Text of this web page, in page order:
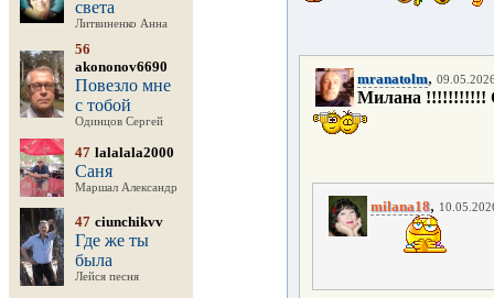
света
Литвиненко Анна
56
akononov6690
Повезло мне
с тобой
Одинцов Сергей
47 lalalala2000
Саня
Маршал Александр
47 ciunchikvv
Где же ты
была
Лейся песня
mranatolm,
Милана !!!!!!!!!!!
milana18,